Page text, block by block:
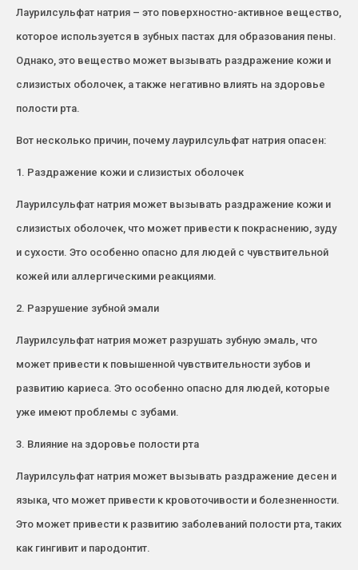
Лаурилсульфат натрия – это поверхностно-активное вещество,
которое используется в зубных пастах для образования пены.
Однако, это вещество может вызывать раздражение кожи и
слизистых оболочек, а также негативно влиять на здоровье
полости рта.
Вот несколько причин, почему лаурилсульфат натрия опасен:
1. Раздражение кожи и слизистых оболочек
Лаурилсульфат натрия может вызывать раздражение кожи и
слизистых оболочек, что может привести к покраснению, зуду
и сухости. Это особенно опасно для людей с чувствительной
кожей или аллергическими реакциями.
2. Разрушение зубной эмали
Лаурилсульфат натрия может разрушать зубную эмаль, что
может привести к повышенной чувствительности зубов и
развитию кариеса. Это особенно опасно для людей, которые
уже имеют проблемы с зубами.
3. Влияние на здоровье полости рта
Лаурилсульфат натрия может вызывать раздражение десен и
языка, что может привести к кровоточивости и болезненности.
Это может привести к развитию заболеваний полости рта, таких
как гингивит и пародонтит.